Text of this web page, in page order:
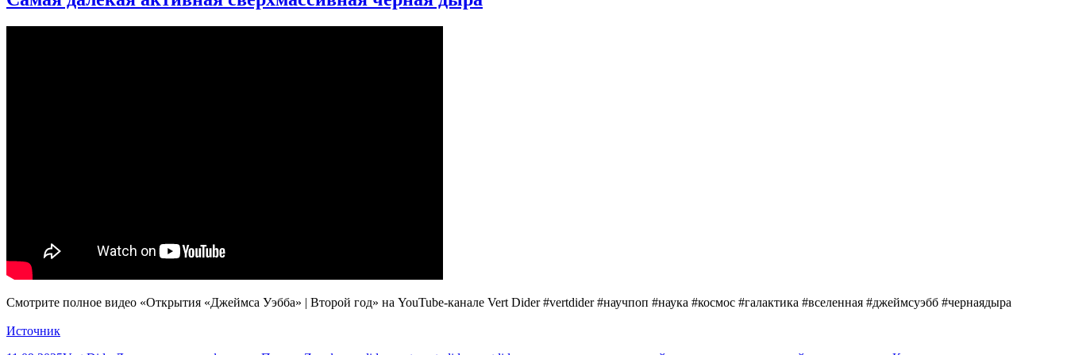
Смотрите полное видео «Открытия «Джеймса Уэбба» | Второй год» на YouTube-канале Vert Dider #vertdider #научпоп #наука #космос #галактика #вселенная #джеймсуэбб #чернаядыра
Источник